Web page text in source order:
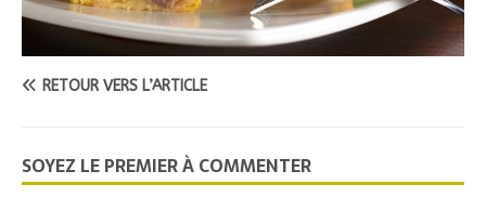
RETOUR VERS L’ARTICLE
SOYEZ LE PREMIER À COMMENTER